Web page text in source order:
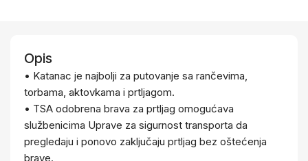
Opis
• Katanac je najbolji za putovanje sa rančevima,
torbama, aktovkama i prtljagom.
• TSA odobrena brava za prtljag omogućava
službenicima Uprave za sigurnost transporta da
pregledaju i ponovo zaključaju prtljag bez oštećenja
brave.